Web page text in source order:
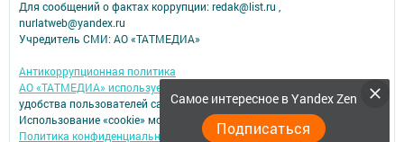
Самое интересное в Yandex Zen
Подписаться
Для сообщений о фактах коррупции: redak@list.ru ,
nurlatweb@yandex.ru
Учредитель СМИ: АО «ТАТМЕДИА»
Антикоррупционная политика
АО «ТАТМЕДИА» использует «cookie»
для персонализации сервисов и
удобства пользователей сайтом.
Использование «cookie» можно отменить в настройках браузера.
Политика конфиденциальности